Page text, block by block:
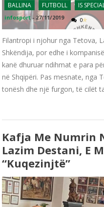
BALLINA FUTBOLL IS
infosport - 27/11/2019 0
Filantropi i njohur nga Tetova,
Shkëndija, por edhe i
kanë dhuruar ndihmat e para
në Shqipëri. Pas mesnate, nga
tonësh dhe një furgon, të cilët
Kafja Me Numrin
Lazim Destani, E
“kuqezinjtë”